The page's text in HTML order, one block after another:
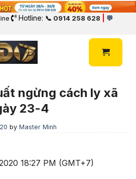
Hotline: 📞 0914 258 628
💬
ngừng cách ly xã
23-4
by Master Minh
18:27 PM (GMT+7)